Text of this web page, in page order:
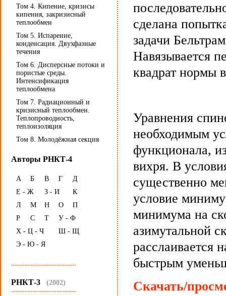
Том 4. Кипение, кризисы
кипения, закризисный
теплообмен
Том 5. Испарение,
конденсация. Двухфазные
течения
Том 6. Дисперсные потоки и
пористые среды.
Интенсификация
теплообмена
Том 7. Радиационный и
кризисный теплообмен.
Теплопроводность,
теплоизоляция
Том 8. Молодёжная секция
Авторы РНКТ-4
А Б В Г
Д
Е - Ж
З - И
К
Л
М Н О
П
Р
С Т
У - Ф
Х - Ц - Ч
Ш - Щ
Э - Ю - Я
...........................................
РНКТ-3 (2002)
...........................................
сделана
задачи
Навязывается
квадрат нормы
Уравнения
необходимым
функционала,
вихря. В
существенно
условие
минимума на
азимутальной
расслаивается
быстрым
Скачать/